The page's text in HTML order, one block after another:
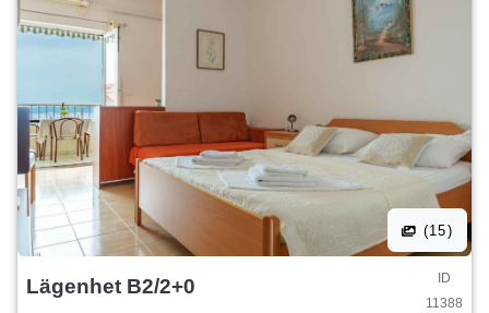
(15)
Lägenhet B2/2+0
ID
11388